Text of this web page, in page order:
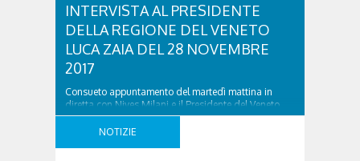
INTERVISTA AL PRESIDENTE
DELLA REGIONE DEL VENETO
LUCA ZAIA DEL 28 NOVEMBRE
2017
Consueto appuntamento del martedì mattina in
diretta con Nives Milani e il Presidente del Veneto
Luca Zaia. Ascolta l’intervista nel link sottostante:
INTERVISTA AL PRESIDENTE DELLA REGIONE DEL
NOTIZIE